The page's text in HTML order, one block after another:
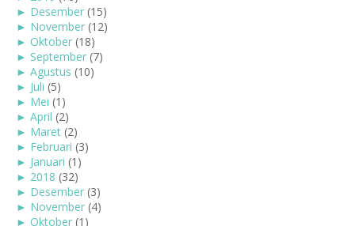
► Desember (15)
► November (12)
► Oktober (18)
► September (7)
► Agustus (10)
► Juli (5)
► Mei (1)
► April (2)
► Maret (2)
► Februari (3)
► Januari (1)
► 2018 (32)
► Desember (3)
► November (4)
► Oktober (1)